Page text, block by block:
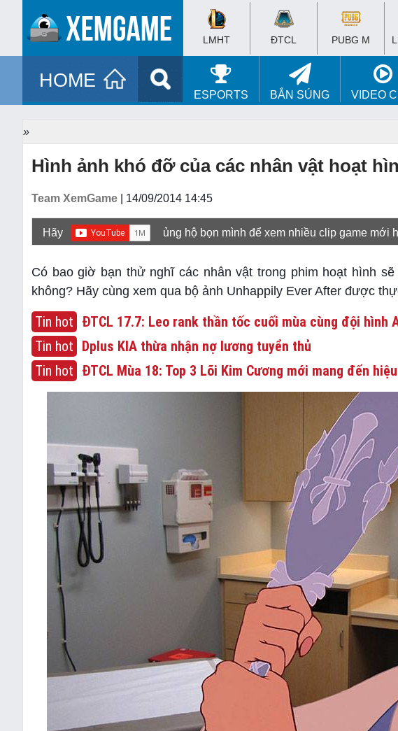
LMHT ĐTCL PUBG M
HOME
ESPORTS BẮN SÚNG VIDEO
»
Hình ảnh khó đỡ của các nhân vật hoạt
Team XemGame | 14/09/2014 14:45
Hãy ủng hộ bọn mình để xem nhiều clip game mới
Có bao giờ bạn thử nghĩ các nhân vật trong phim hoạt hình
không? Hãy cùng xem qua bộ ảnh Unhappily Ever After được
Tin hot ĐTCL 17.7: Leo rank thần tốc cuối mùa cùng đội hình
Tin hot Dplus KIA thừa nhận nợ lương tuyển thủ
Tin hot ĐTCL Mùa 18: Top 3 Lõi Kim Cương mới mang đến